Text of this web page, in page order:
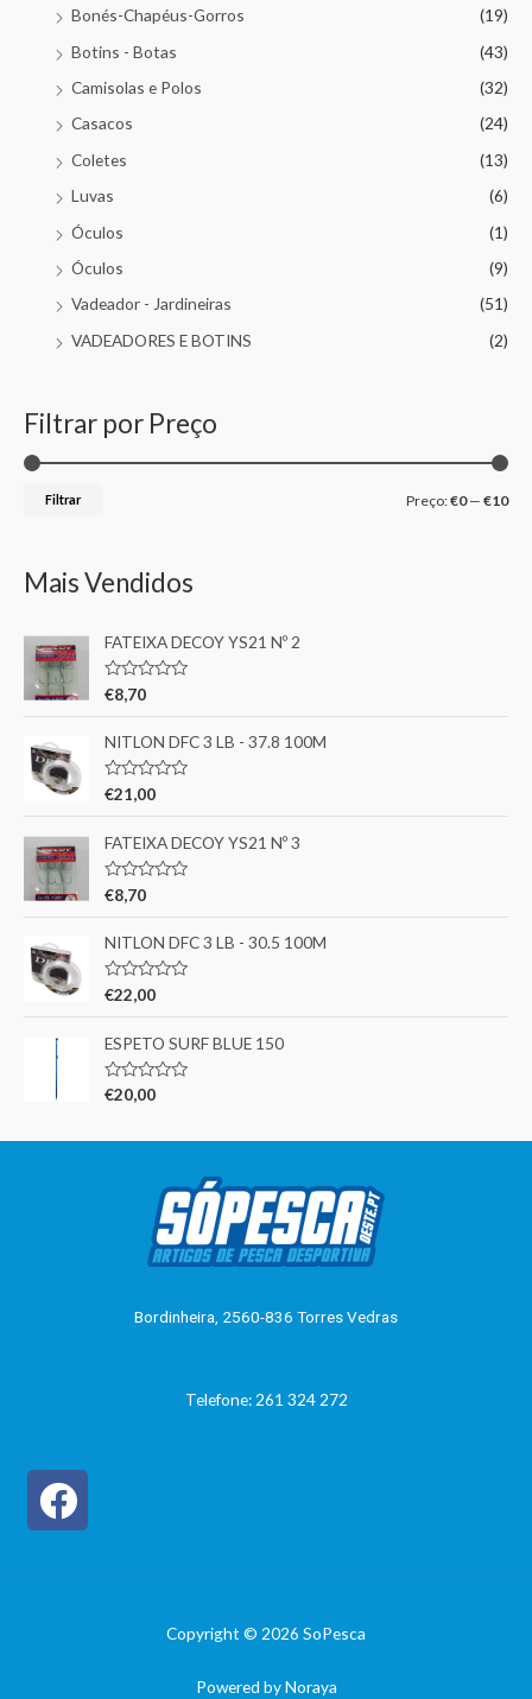
Bonés-Chapéus-Gorros
(19)
Botins - Botas
(43)
Camisolas e Polos
(32)
Casacos
(24)
Coletes
(13)
Luvas
(6)
Óculos
(1)
Óculos
(9)
Vadeador - Jardineiras
(51)
VADEADORES E BOTINS
(2)
Filtrar por Preço
Filtrar Preço:€0— €10
Mais Vendidos
FATEIXA DECOY YS21 Nº 2
A
l
i
a
ã
d
e
5
€8,70
NITLON DFC 3 LB - 37.8 100M
A
l
i
a
ã
d
e
5
€21,00
FATEIXA DECOY YS21 Nº 3
A
l
i
a
ã
d
e
5
€8,70
NITLON DFC 3 LB - 30.5 100M
A
l
i
a
ç
ã
d
€22,00
ESPETO SURF BLUE 150
A
l
€20,00
Bordinheira, 2560-836 Torres Vedras
Telefone: 261 324 272
Copyright © 2026 SoPesca
Powered by Noraya